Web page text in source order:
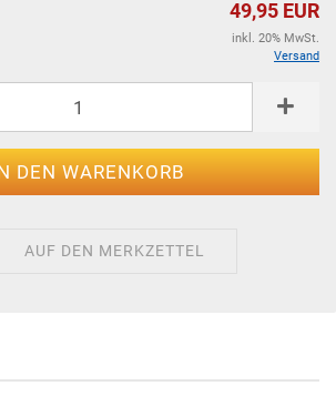
49,95 EUR
inkl. 20% MwSt.
Versand
AUF DEN MERKZETTEL